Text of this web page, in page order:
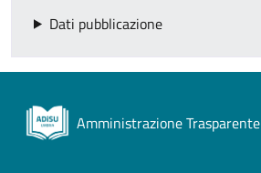
Dati pubblicazione
Amministrazione Trasparente